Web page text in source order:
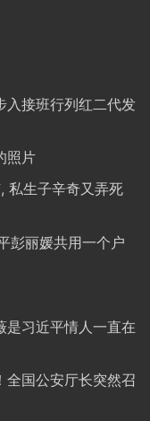
入接班行列红二代发
照片
私生子辛奇又弄死
彭丽媛共用一个户
是习近平情人一直在
全国公安厅长突然召